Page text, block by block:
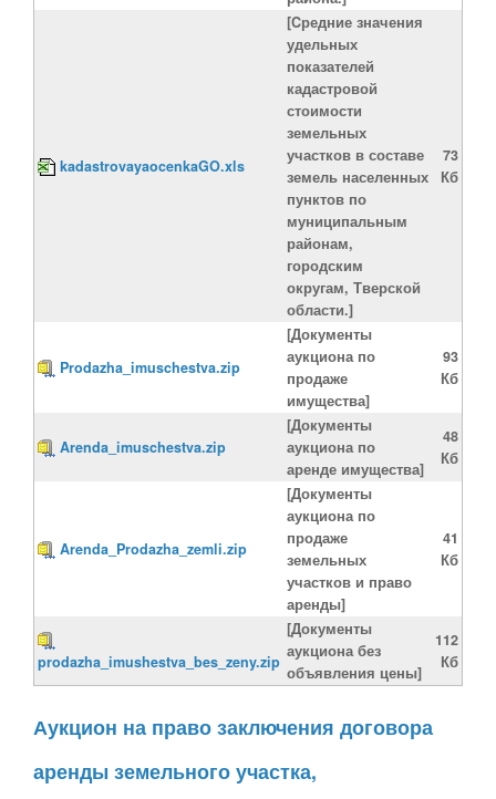
kadastrovayaocenkaGO.xls
[Cредние значения
удельных
показателей
кадастровой
стоимости
земельных
участков в составе
земель населенных
пунктов по
муниципальным
районам,
городским
округам, Тверской
области.]
73
Кб
Prodazha_imuschestva.zip
[Документы
аукциона по
продаже
имущества]
93
Кб
Arenda_imuschestva.zip
[Документы
аукциона по
аренде имущества]
48
Кб
Arenda_Prodazha_zemli.zip
[Документы
аукциона по
продаже
земельных
участков и право
аренды]
41
Кб
prodazha_imushestva_bes_zeny.zip
[Документы
аукциона без
объявления цены]
112
Кб
Аукцион на право заключения договора
аренды земельного участка,